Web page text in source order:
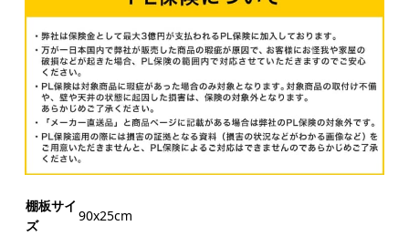
棚板サイ
ズ
90x25cm